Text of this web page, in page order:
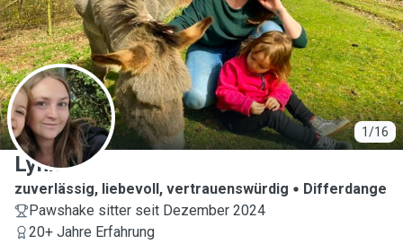
1/16
L
Lynn
zuverlässig, liebevoll, vertrauenswürdig
Differdange
Pawshake sitter seit Dezember 2024
20+ Jahre Erfahrung